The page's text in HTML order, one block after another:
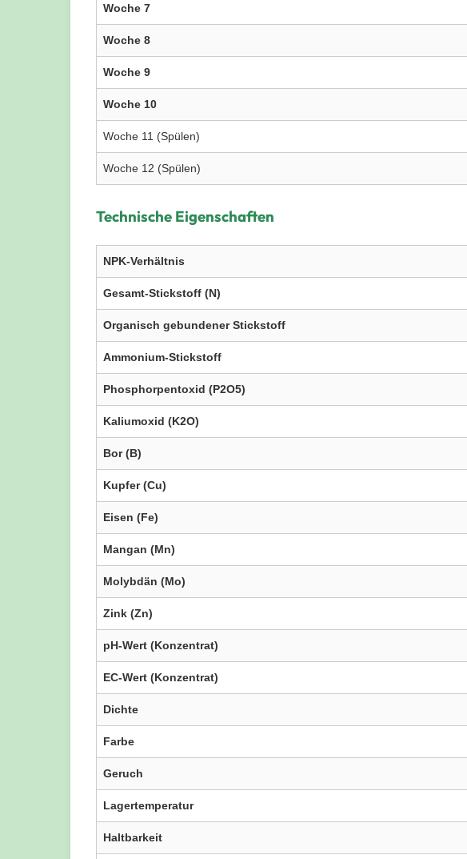
Woche 7
Woche 8
Woche 9
Woche 10
Woche 11 (Spülen)
Woche 12 (Spülen)
Technische Eigenschaften
NPK-Verhältnis
Gesamt-Stickstoff (N)
Organisch gebundener Stickstoff
Ammonium-Stickstoff
Phosphorpentoxid (P2O5)
Kaliumoxid (K2O)
Bor (B)
Kupfer (Cu)
Eisen (Fe)
Mangan (Mn)
Molybdän (Mo)
Zink (Zn)
pH-Wert (Konzentrat)
EC-Wert (Konzentrat)
Dichte
Farbe
Geruch
Lagertemperatur
Haltbarkeit